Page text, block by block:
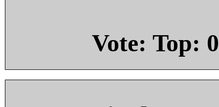
Vote: Top: 0